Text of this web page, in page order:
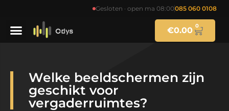
Gesloten · open ma 08:00085 060 0108
€0.00 0
Welke beeldschermen zijn
geschikt voor
vergaderruimtes?